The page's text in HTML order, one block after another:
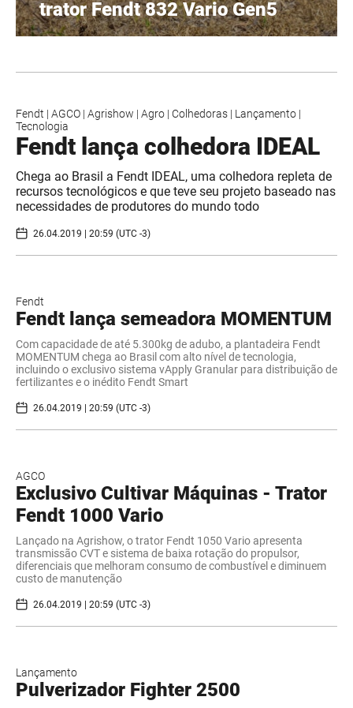
trator Fendt 832 Vario Gen5
Fendt | AGCO | Agrishow | Agro | Colhedoras | Lançamento |
Tecnologia
Fendt lança colhedora IDEAL
Chega ao Brasil a Fendt IDEAL, uma colhedora repleta de
recursos tecnológicos e que teve seu projeto baseado nas
necessidades de produtores do mundo todo
26.04.2019 | 20:59 (UTC -3)
Fendt
Fendt lança semeadora MOMENTUM
Com capacidade de até 5.300kg de adubo, a plantadeira Fendt
MOMENTUM chega ao Brasil com alto nível de tecnologia,
incluindo o exclusivo sistema vApply Granular para distribuição de
fertilizantes e o inédito Fendt Smart
26.04.2019 | 20:59 (UTC -3)
AGCO
Exclusivo Cultivar Máquinas - Trator
Fendt 1000 Vario
​Lançado na Agrishow, o trator Fendt 1050 Vario apresenta
transmissão CVT e sistema de baixa rotação do propulsor,
diferenciais que melhoram consumo de combustível e diminuem
custo de manutenção
26.04.2019 | 20:59 (UTC -3)
Lançamento
Pulverizador Fighter 2500